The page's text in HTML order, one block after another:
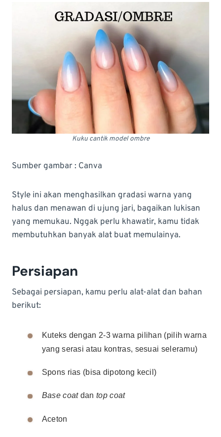
Kuku cantik model ombre
Sumber gambar : Canva
Style ini akan menghasilkan gradasi warna yang
halus dan menawan di ujung jari, bagaikan lukisan
yang memukau. Nggak perlu khawatir, kamu tidak
membutuhkan banyak alat buat memulainya.
Persiapan
Sebagai persiapan, kamu perlu alat-alat dan bahan
berikut:
Kuteks dengan 2-3 warna pilihan (pilih warna
yang serasi atau kontras, sesuai seleramu)
Spons rias (bisa dipotong kecil)
Base coat dan top coat
Aceton